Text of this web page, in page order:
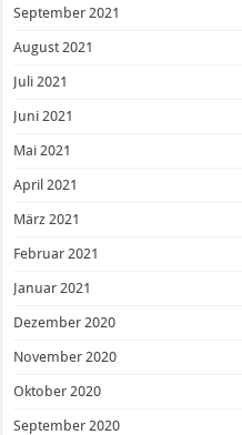
September 2021
August 2021
Juli 2021
Juni 2021
Mai 2021
April 2021
März 2021
Februar 2021
Januar 2021
Dezember 2020
November 2020
Oktober 2020
September 2020